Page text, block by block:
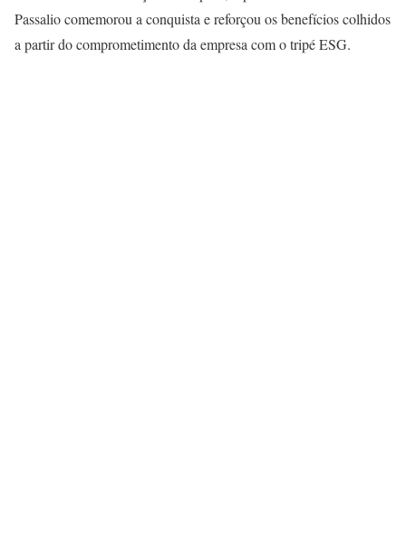
Passalio comemorou a conquista e reforçou os benefícios colhidos
a partir do comprometimento da empresa com o tripé ESG.